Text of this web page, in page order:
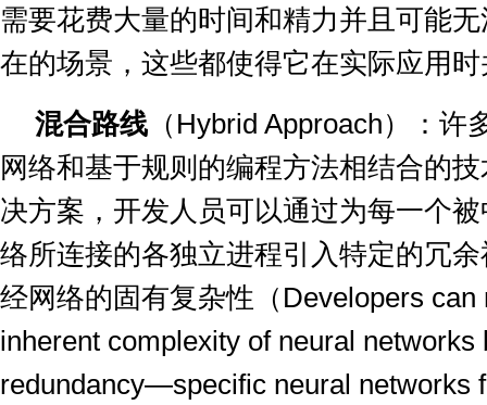
需要花费大量的时间和精力并且可能
在的场景，这些都使得它在实际应用
混合路线 （ Hybrid Approach）：许
网络和基于规则的编程方法相结合的
决方案，开发人员可以通过为每一个
络所连接的各独立进程引入特定的冗
经网络的固有复杂性（ Developers can
inherent complexity of neural networks
redundancy—specific neural networks